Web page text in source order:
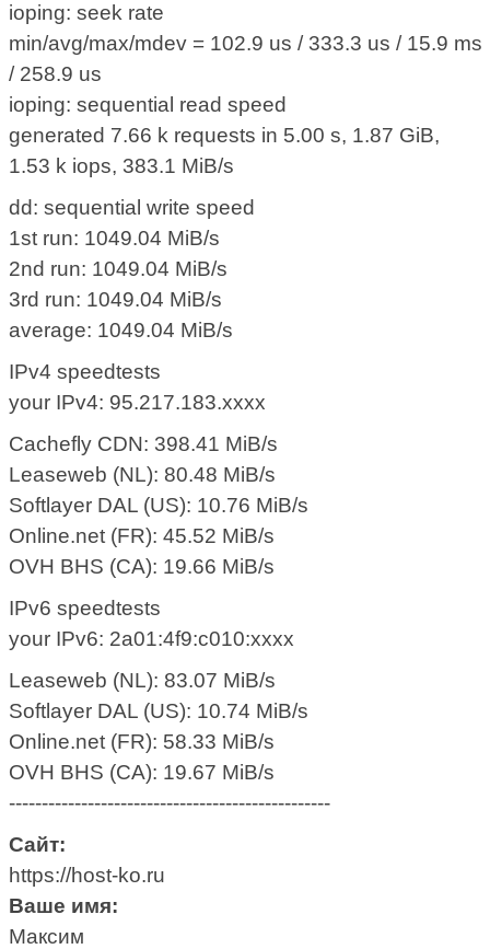
ioping: seek rate
min/avg/max/mdev = 102.9 us / 333.3 us / 15.9 ms
/ 258.9 us
ioping: sequential read speed
generated 7.66 k requests in 5.00 s, 1.87 GiB,
1.53 k iops, 383.1 MiB/s
dd: sequential write speed
1st run: 1049.04 MiB/s
2nd run: 1049.04 MiB/s
3rd run: 1049.04 MiB/s
average: 1049.04 MiB/s
IPv4 speedtests
your IPv4: 95.217.183.xxxx
Cachefly CDN: 398.41 MiB/s
Leaseweb (NL): 80.48 MiB/s
Softlayer DAL (US): 10.76 MiB/s
Online.net (FR): 45.52 MiB/s
OVH BHS (CA): 19.66 MiB/s
IPv6 speedtests
your IPv6: 2a01:4f9:c010:xxxx
Leaseweb (NL): 83.07 MiB/s
Softlayer DAL (US): 10.74 MiB/s
Online.net (FR): 58.33 MiB/s
OVH BHS (CA): 19.67 MiB/s
-------------------------------------------------
Сайт:
https://host-ko.ru
Ваше имя:
Максим